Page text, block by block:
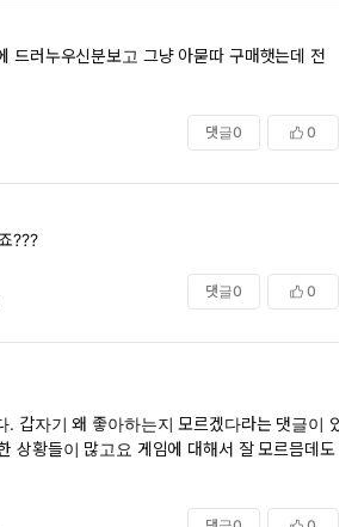
드러누우신분보고 그냥 아묻따 구매햇는데 전
댓글0 0
???
댓글0 0
. 갑자기 왜 좋아하는지 모르겠다라는 댓글이 있
상황들이 많고요 게임에 대해서 잘 모르믐데도